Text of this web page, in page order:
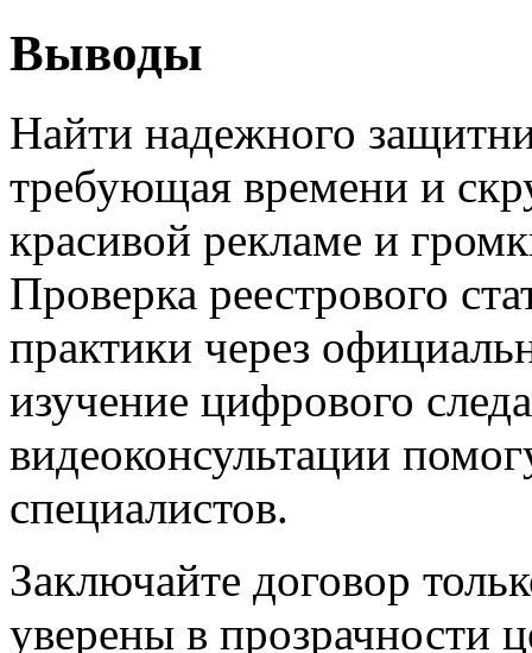
Выводы
Найти надежного
требующая времени и
красивой рекламе и
Проверка реестрового
практики через
изучение цифрового
видеоконсультации
специалистов.
Заключайте договор
уверены в прозрачности